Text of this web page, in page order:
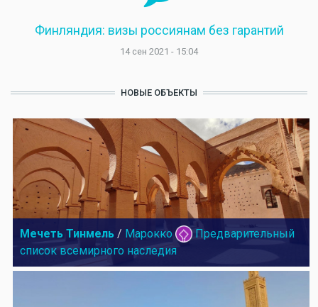
Финляндия: визы россиянам без гарантий
14 сен 2021 - 15:04
НОВЫЕ ОБЪЕКТЫ
Мечеть Тинмель / Марокко
Предварительный
список всемирного наследия